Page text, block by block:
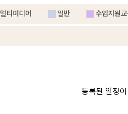
멀티미디어 일반 수업지원
등록된 일정